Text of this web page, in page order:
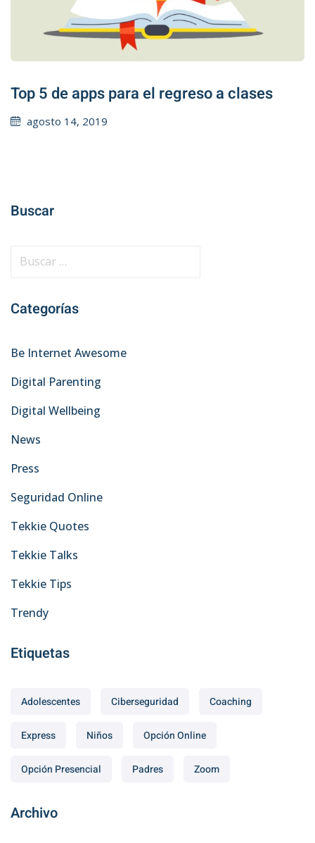
Top 5 de apps para el regreso a clases
Posted
agosto 14, 2019
Buscar
c
r
Categorías
Be Internet Awesome
Digital Parenting
Digital Wellbeing
News
Press
Seguridad Online
Tekkie Quotes
Tekkie Talks
Tekkie Tips
Trendy
Etiquetas
Adolescentes Ciberseguridad Coaching
Express Niños Opción Online
Opción Presencial Padres Zoom
Archivo